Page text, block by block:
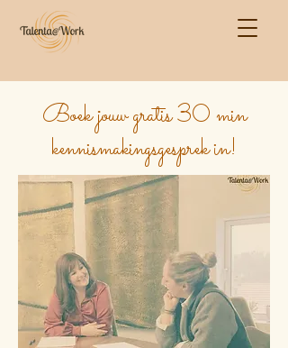
Boek jouw gratis 30 min
kennismakingsgesprek in!